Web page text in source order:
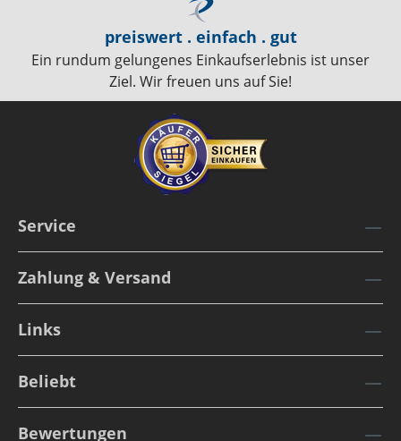
preiswert . einfach . gut
Ein rundum gelungenes Einkaufserlebnis ist unser
Ziel. Wir freuen uns auf Sie!
Service
Zahlung & Versand
Links
Beliebt
Bewertungen